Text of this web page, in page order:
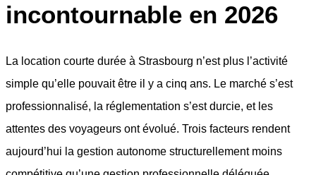
incontournable en 2026
La location courte durée à Strasbourg n’est plus l’activité
simple qu’elle pouvait être il y a cinq ans. Le marché s’est
professionnalisé, la réglementation s’est durcie, et les
attentes des voyageurs ont évolué. Trois facteurs rendent
aujourd’hui la gestion autonome structurellement moins